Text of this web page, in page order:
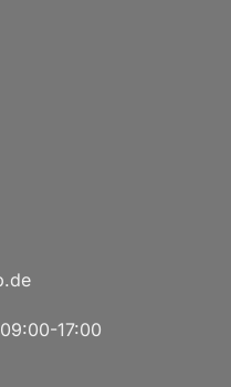
17:00